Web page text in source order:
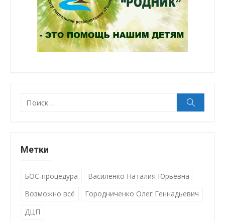
Поиск:
Метки
БОС-процедура
Василенко Наталия Юрьевна
Возможно всё
Городниченко Олег Геннадьевич
ДЦП